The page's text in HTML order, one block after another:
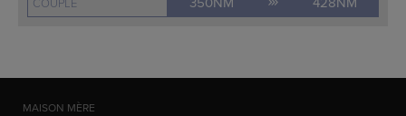
MAISON MÈRE